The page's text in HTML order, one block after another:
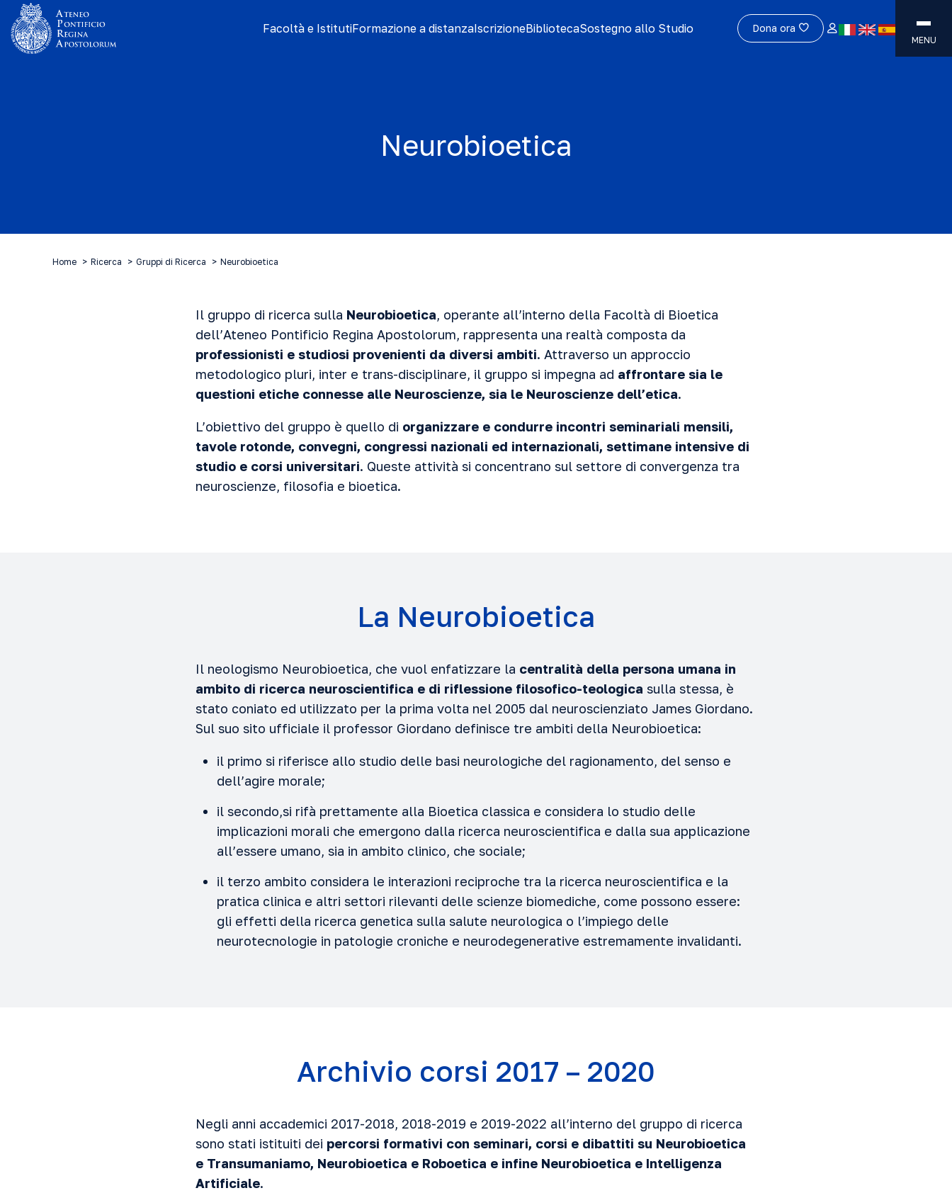
Facoltà e IstitutiFormazione a distanzaIscrizioneBibliotecaSostegno allo Studio Dona ora
MENU
Neurobioetica
Home Ricerca Gruppi di Ricerca Neurobioetica
Il gruppo di ricerca sulla Neurobioetica, operante all’interno della Facoltà di Bioetica
dell’Ateneo Pontificio Regina Apostolorum, rappresenta una realtà composta da
professionisti e studiosi provenienti da diversi ambiti. Attraverso un approccio
metodologico pluri, inter e trans-disciplinare, il gruppo si impegna ad affrontare sia le
questioni etiche connesse alle Neuroscienze, sia le Neuroscienze dell’etica.
L’obiettivo del gruppo è quello di organizzare e condurre incontri seminariali mensili,
tavole rotonde, convegni, congressi nazionali ed internazionali, settimane intensive di
studio e corsi universitari. Queste attività si concentrano sul settore di convergenza tra
neuroscienze, filosofia e bioetica.
La Neurobioetica
Il neologismo Neurobioetica, che vuol enfatizzare la centralità della persona umana in
ambito di ricerca neuroscientifica e di riflessione filosofico-teologica sulla stessa, è
stato coniato ed utilizzato per la prima volta nel 2005 dal neuroscienziato James Giordano.
Sul suo sito ufficiale il professor Giordano definisce tre ambiti della Neurobioetica:
il primo si riferisce allo studio delle basi neurologiche del ragionamento, del senso e
dell’agire morale;
il secondo,si rifà prettamente alla Bioetica classica e considera lo studio delle
implicazioni morali che emergono dalla ricerca neuroscientifica e dalla sua applicazione
all’essere umano, sia in ambito clinico, che sociale;
il terzo ambito considera le interazioni reciproche tra la ricerca neuroscientifica e la
pratica clinica e altri settori rilevanti delle scienze biomediche, come possono essere:
gli effetti della ricerca genetica sulla salute neurologica o l’impiego delle
neurotecnologie in patologie croniche e neurodegenerative estremamente invalidanti.
Archivio corsi 2017 – 2020
Negli anni accademici 2017-2018, 2018-2019 e 2019-2022 all’interno del gruppo di ricerca
sono stati istituiti dei percorsi formativi con seminari, corsi e dibattiti su Neurobioetica
e Transumaniamo, Neurobioetica e Roboetica e infine Neurobioetica e Intelligenza
Artificiale.